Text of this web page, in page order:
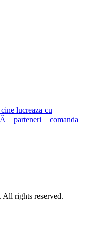
cine lucreaza cu
parteneri comanda
All rights reserved.